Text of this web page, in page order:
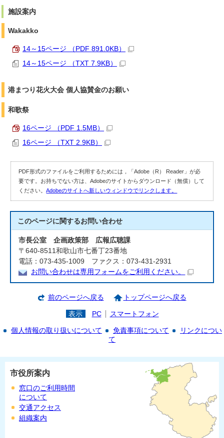
施設案内
Wakakko
14～15ページ （PDF 891.0KB）
14～15ページ （TXT 7.9KB）
港まつり花火大会 個人協賛金のお願い
和歌祭
16ページ （PDF 1.5MB）
16ページ （TXT 2.9KB）
PDF形式のファイルをご利用するためには，「Adobe（R） Reader」が必
要です。お持ちでない方は、Adobeのサイトからダウンロード（無償）して
ください。Adobeのサイトへ新しいウィンドウでリンクします。
このページに関するお問い合わせ
市長公室 企画政策部 広報広聴課
〒640-8511和歌山市七番丁23番地
電話：073-435-1009 ファクス：073-431-2931
お問い合わせは専用フォームをご利用ください。
前のページへ戻る トップページへ戻る
表示 PC スマートフォン
個人情報の取り扱いについて 免責事項について
リンクについ
て
市役所案内
窓口のご利用時間
について
交通アクセス
組織案内